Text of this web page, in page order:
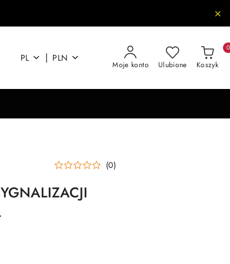
PL | PLN
Moje konto Ulubione Koszyk
0
(0)